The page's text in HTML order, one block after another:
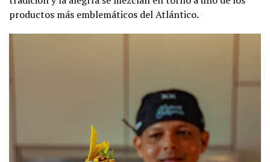
productos más emblemáticos del Atlántico.